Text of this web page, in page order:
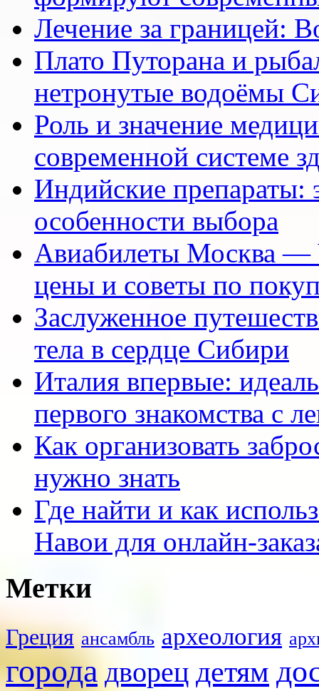
Лечение за границей:
Плато Путорана и
нетронутые водоёмы
Роль и значение
современной системе
Индийские препараты:
особенности выбора
Авиабилеты Москва —
цены и советы по
Заслуженное
тела в сердце Сибири
Италия впервые:
первого знакомства с
Как организовать
нужно знать
Где найти и как
Навои для онлайн-
Метки
Греция ансамбль археология
города дворец детям